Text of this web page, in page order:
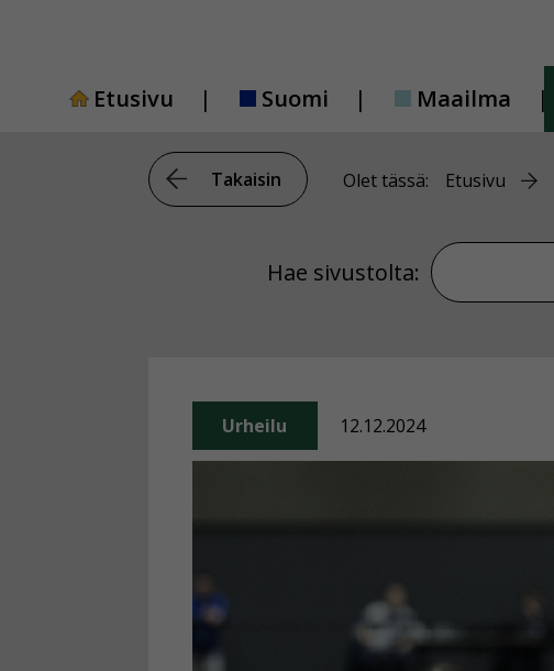
Etusivu
Suomi Maailma
Takaisin Olet tässä: Etusivu
Hae sivustolta: Hae sivustolta
Urheilu 12.12.2024